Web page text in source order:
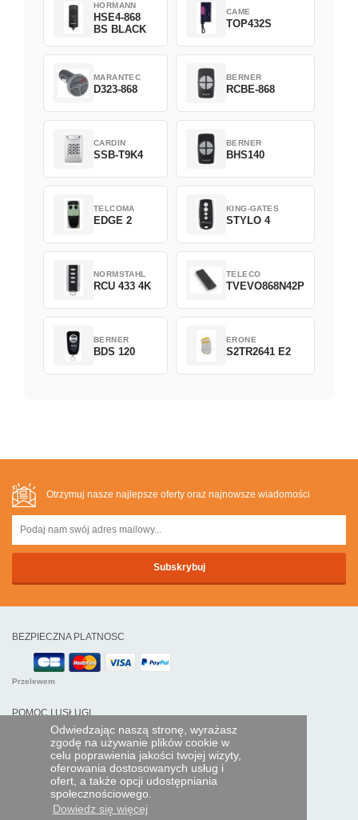
Odwiedzając naszą stronę, wyrażasz
zgodę na używanie plików cookie w
celu poprawienia jakości twojej wizyty,
oferowania dostosowanych usług i
ofert, a także opcji udostępniania
społecznościowego.
Dowiedz się więcej
HORMANN
HSE4-868
BS BLACK
CAME
TOP432S
MARANTEC
D323-868
BERNER
RCBE-868
CARDIN
SSB-T9K4
BERNER
BHS140
TELCOMA
EDGE 2
KING-GATES
STYLO 4
NORMSTAHL
RCU 433 4K
TELECO
TVEVO868N42P
BERNER
BDS 120
ERONE
S2TR2641 E2
Otrzymuj nasze najlepsze oferty oraz najnowsze wiadomości
BEZPIECZNA PLATNOSC
Przelewem
POMOC I USŁUGI
Śledź swoje zamówienie
PILOTY EXPRESS
Kim jesteśmy?
Informacje prawne
Dane osobowe